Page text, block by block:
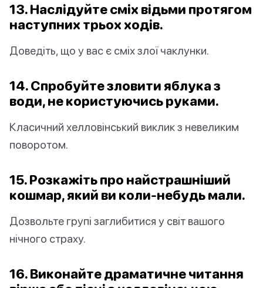
13. Наслідуйте сміх відьми протягом
наступних трьох ходів.
Доведіть, що у вас є сміх злої чаклунки.
14. Спробуйте зловити яблука з
води, не користуючись руками.
Класичний хелловінський виклик з невеликим
поворотом.
15. Розкажіть про найстрашніший
кошмар, який ви коли-небудь мали.
Дозвольте групі заглибитися у світ вашого
нічного страху.
16. Виконайте драматичне читання